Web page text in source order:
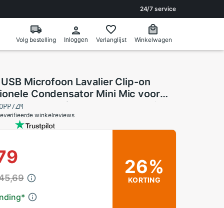
24/7 service
Volg bestelling Inloggen Verlanglijst Winkelwagen
Microfoon Lavalier Clip-on
Condensator Mini Mic voor
Telefoon Iphone Android
winkelreviews
*
26%
KORTING